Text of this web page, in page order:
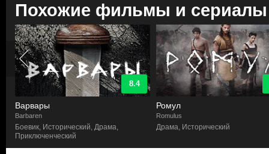
Похожие фильмы и сериалы
8.4
Варвары
Barbaren
Боевик, Исторический, Драма,
Приключенческий
Ромул
Romulus
Драма, Исторический